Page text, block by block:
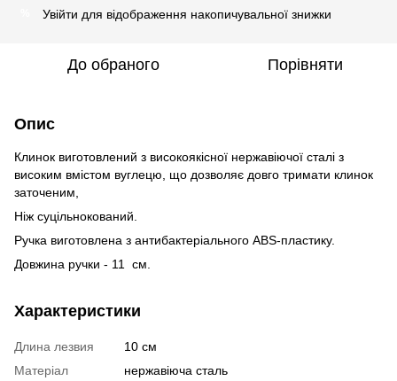
Увійти для відображення накопичувальної знижки
До обраного Порівняти
Опис
Клинок виготовлений з високоякісної нержавіючої сталі з
високим вмістом вуглецю, що дозволяє довго тримати клинок
заточеним,
Ніж суцільнокований.
Ручка виготовлена ​​з антибактеріального ABS-пластику.
Довжина ручки - 11
см.
Характеристики
Длина лезвия
10 см
Матеріал
нержавіюча сталь